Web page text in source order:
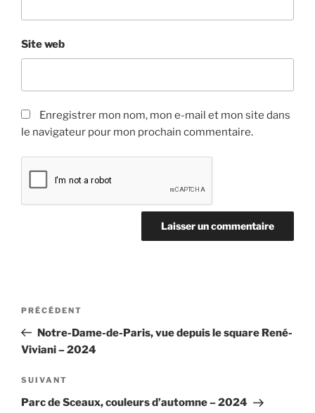
Site web
Enregistrer mon nom, mon e-mail et mon site dans
le navigateur pour mon prochain commentaire.
Navigation
l’article
Article
précédent
PRÉCÉDENT
Notre-Dame-de-Paris, vue depuis le square René-
Viviani – 2024
Article
suivant
SUIVANT
Parc de Sceaux, couleurs d’automne – 2024